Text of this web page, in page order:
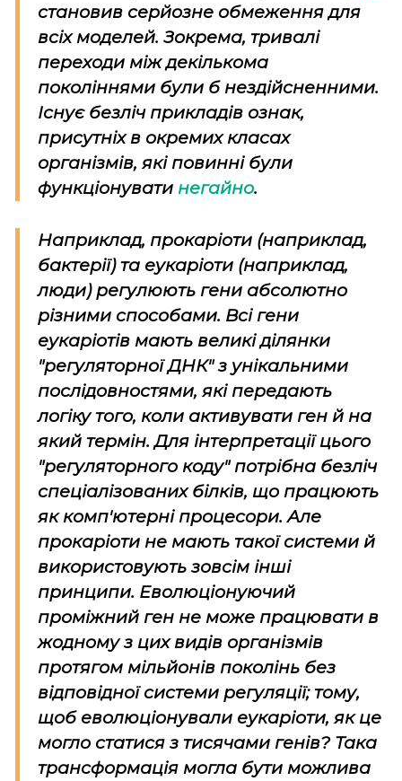
становив серйозне обмеження для
всіх моделей. Зокрема, тривалі
переходи між декількома
поколіннями були б нездійсненними.
Існує безліч прикладів ознак,
присутніх в окремих класах
організмів, які повинні були
функціонувати негайно.
Наприклад, прокаріоти (наприклад,
бактерії) та еукаріоти (наприклад,
люди) регулюють гени абсолютно
різними способами. Всі гени
еукаріотів мають великі ділянки
"регуляторної ДНК" з унікальними
послідовностями, які передають
логіку того, коли активувати ген й на
який термін. Для інтерпретації цього
"регуляторного коду" потрібна безліч
спеціалізованих білків, що працюють
як комп'ютерні процесори. Але
прокаріоти не мають такої системи й
використовують зовсім інші
принципи. Еволюціонуючий
проміжний ген не може працювати в
жодному з цих видів організмів
протягом мільйонів поколінь без
відповідної системи регуляції; тому,
щоб еволюціонували еукаріоти, як це
могло статися з тисячами генів? Така
трансформація могла бути можлива